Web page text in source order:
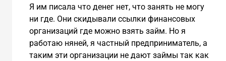
Я им писала что денег нет, что занять не могу
ни где. Они скидывали ссылки финансовых
организаций где можно взять займ. Но я
работаю няней, я частный предприниматель, а
таким эти организации не дают займы так как